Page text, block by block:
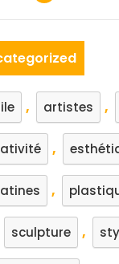
, artistes ,
,
,
sculpture ,